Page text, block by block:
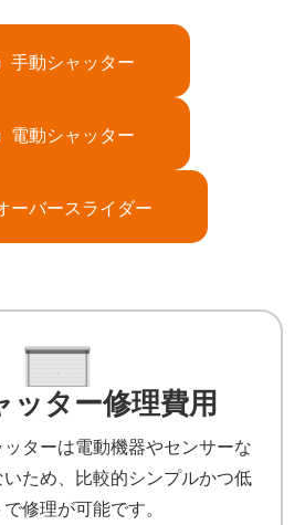
手動シャッター
電動シャッター
ーバースライダー
ッター修理費用
ターは電動機器やセンサーな
ため、比較的シンプルかつ低
修理が可能です。